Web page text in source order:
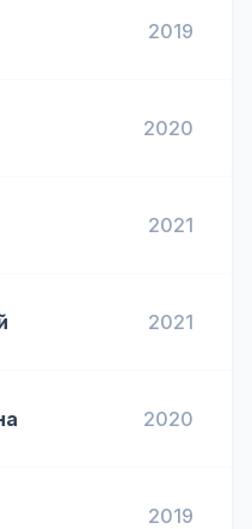
2019
2020
2021
2021
2020
2019